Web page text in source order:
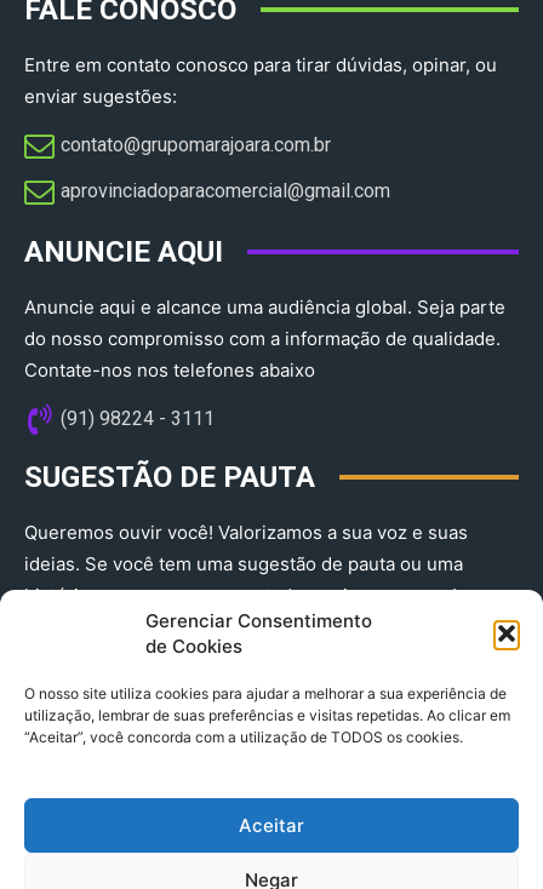
Gerenciar Consentimento
de Cookies
O nosso site utiliza cookies para ajudar a melhorar a sua experiência de
utilização, lembrar de suas preferências e visitas repetidas. Ao clicar em
“Aceitar”, você concorda com a utilização de TODOS os cookies.
Aceitar
Negar
FALE CONOSCO
Entre em contato conosco para tirar dúvidas, opinar, ou
enviar sugestões:
contato@grupomarajoara.com.br
aprovinciadoparacomercial@gmail.com​
ANUNCIE AQUI
Anuncie aqui e alcance uma audiência global. Seja parte
do nosso compromisso com a informação de qualidade.
Contate-nos nos telefones abaixo
(91) 98224 - 3111
SUGESTÃO DE PAUTA
Queremos ouvir você! Valorizamos a sua voz e suas
ideias. Se você tem uma sugestão de pauta ou uma
história que merece ser contada, envie-nos agora!
(91) 98224 - 3111
© 2025 A Província do Pará CNPJ: 04.901.141/0001-36 End .
Trav. Quintino Bocaiuva 2301, Ed. Rogério Fernandez – Sala